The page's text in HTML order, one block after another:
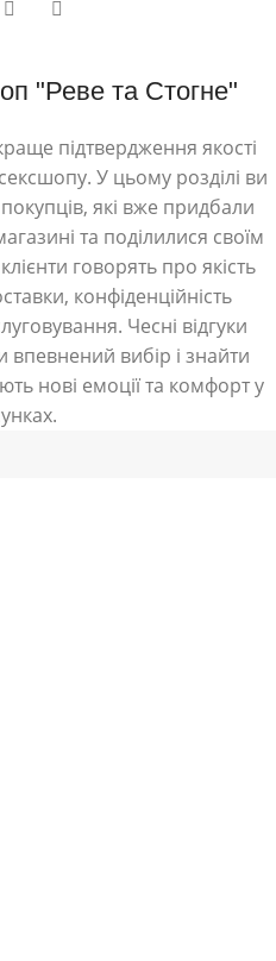
"Реве та Стогне"
підтвердження якості
У цьому розділі ви
які вже придбали
та поділилися своїм
говорять про якість
конфіденційність
Чесні відгуки
вибір і знайти
нові емоції та комфорт у